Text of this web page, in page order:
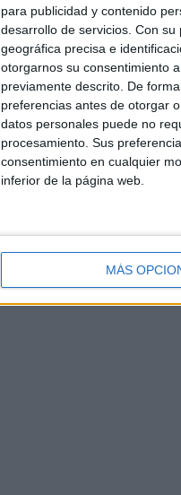
para publicidad y contenido
desarrollo de servicios. Con su
geográfica precisa e
otorgarnos su consentimiento
previamente descrito. De
preferencias antes de otorgar
datos personales puede no
procesamiento. Sus
consentimiento en cualquier
inferior de la página web.
MÁS